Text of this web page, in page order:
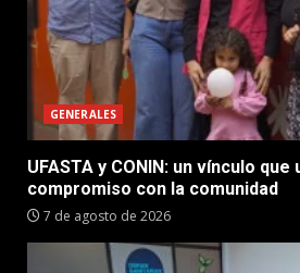
GENERALES
UFASTA y CONIN: un vínculo
compromiso con la comunidad
7 de agosto de 2026